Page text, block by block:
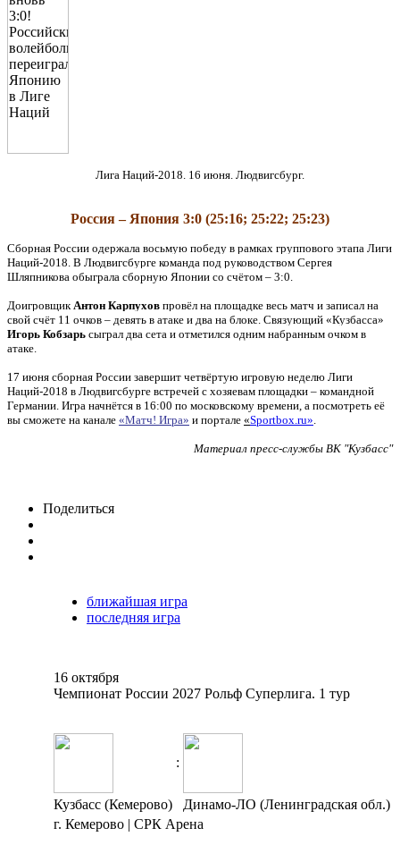
Лига Наций-2018. 16 июня. Людвигсбург.
Россия – Япония 3:0 (25:16; 25:22; 25:23)
Сборная России одержала восьмую победу в рамках группового этапа Лиги
Наций-2018. В Людвигсбурге команда под руководством Сергея
Шляпникова обыграла сборную Японии со счётом – 3:0.
ДоигровщикАнтон Карпухов провёл на площадке весь матч и записал на
свой счёт 11 очков – девять в атаке и два на блоке. Связующий «Кузбасса»
Игорь Кобзарь сыграл два сета и отметился одним набранным очком в
атаке.
17 июня сборная России завершит четвёртую игровую неделю Лиги
Наций-2018 в Людвигсбурге встречей с хозяевам площадки – командной
Германии. Игра начнётся в 16:00 по московскому времени, а посмотреть её
вы сможете на канале «Матч! Игра» и портале «Sportbox.ru».
Материал пресс-службы ВК "Кузбасс"
Поделиться
ближайшая игра
последняя игра
16 октября
Чемпионат России 2027 Рольф Суперлига. 1 тур
:
Кузбасс (Кемерово)
Динамо-ЛО (Ленинградская обл.)
г. Кемерово | СРК Арена